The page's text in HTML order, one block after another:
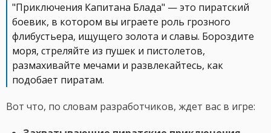
"Приключения Капитана Блада" — это пиратский
боевик, в котором вы играете роль грозного
флибустьера, ищущего золота и славы. Бороздите
моря, стреляйте из пушек и пистолетов,
размахивайте мечами и развлекайтесь, как
подобает пиратам.
Вот что, по словам разработчиков, ждет вас в игре: